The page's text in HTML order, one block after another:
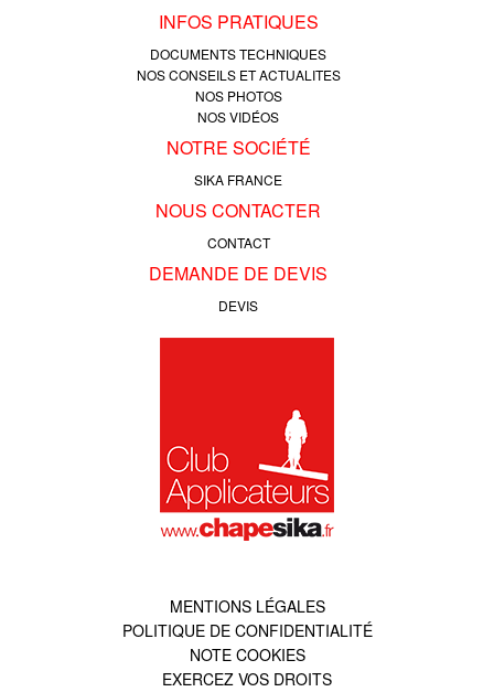
INFOS PRATIQUES
DOCUMENTS TECHNIQUES
NOS CONSEILS ET ACTUALITES
NOS PHOTOS
NOS VIDÉOS
NOTRE SOCIÉTÉ
SIKA FRANCE
NOUS CONTACTER
CONTACT
DEMANDE DE DEVIS
DEVIS
MENTIONS LÉGALES
POLITIQUE DE CONFIDENTIALITÉ
NOTE COOKIES
EXERCEZ VOS DROITS